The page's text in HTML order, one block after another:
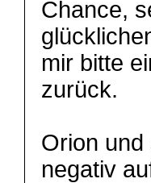
Chance,
mir bitte
zurück.
Orion
negativ